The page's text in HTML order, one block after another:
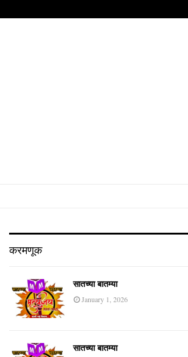
करमणूक
सातच्या बातम्या
January 1, 2026
सातच्या बातम्या